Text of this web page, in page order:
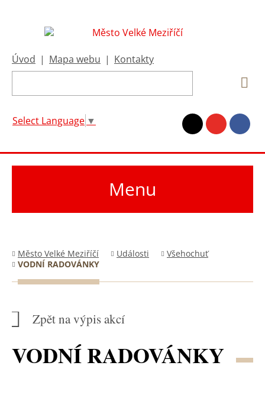
Úvod | Mapa webu | Kontakty
Select Language ▼
Menu
Město Velké Meziříčí Události
Všehochuť
VODNÍ RADOVÁNKY
Zpět na výpis akcí
VODNÍ RADOVÁNKY